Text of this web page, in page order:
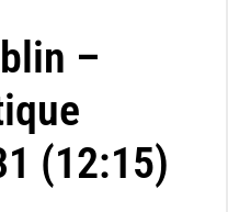
–
(12:15)